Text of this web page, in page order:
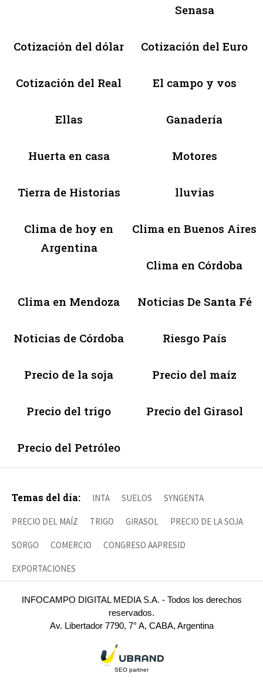
Senasa
Cotización del dólar Cotización del Euro
Cotización del Real El campo y vos
Ellas Ganadería
Huerta en casa Motores
Tierra de Historias lluvias
Clima de hoy en
Argentina
Clima en Buenos Aires
Clima en Córdoba
Clima en Mendoza Noticias De Santa Fé
Noticias de Córdoba Riesgo País
Precio de la soja Precio del maíz
Precio del trigo Precio del Girasol
Precio del Petróleo
Temas del día: INTA SUELOS SYNGENTA
PRECIO DEL MAÍZ TRIGO GIRASOL PRECIO DE LA SOJA
SORGO COMERCIO CONGRESO AAPRESID
EXPORTACIONES
INFOCAMPO DIGITAL MEDIA S.A. - Todos los derechos
reservados.
Av. Libertador 7790, 7° A, CABA, Argentina
SEO partner